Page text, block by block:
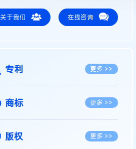
关于我们 在线咨询
专利 更多 >>
商标 更多 >>
版权 更多 >>